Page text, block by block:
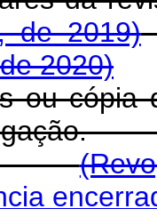
de 2019)
2020)
ou cópia